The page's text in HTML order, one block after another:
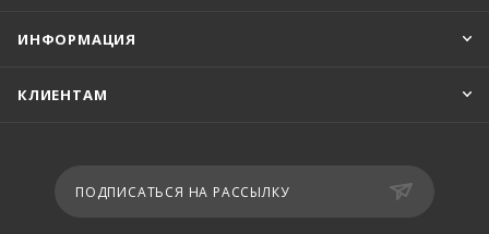
ИНФОРМАЦИЯ
КЛИЕНТАМ
ПОДПИСАТЬСЯ НА РАССЫЛКУ